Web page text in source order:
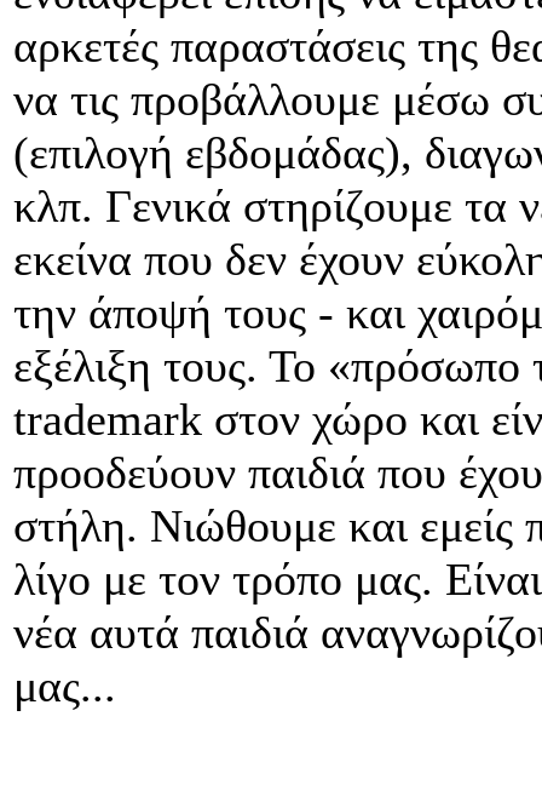
αρκετές παραστάσεις της
να τις προβάλλουμε μέσω
(επιλογή εβδομάδας),
κλπ. Γενικά στηρίζουμε τα
εκείνα που δεν έχουν
την άποψή τους - και
εξέλιξη τους. Το «πρόσωπο
trademark στον χώρο και
προοδεύουν παιδιά που
στήλη. Νιώθουμε και εμείς
λίγο με τον τρόπο μας.
νέα αυτά παιδιά
μας...